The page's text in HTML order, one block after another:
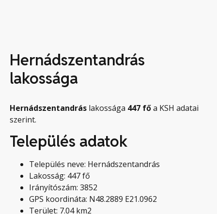
Hernádszentandrás
lakossága
Hernádszentandrás lakossága 447 főa KSH adatai
szerint.
Település adatok
Település neve: Hernádszentandrás
Lakosság: 447 fő
Irányítószám: 3852
GPS koordináta: N48.2889 E21.0962
Terület: 7.04 km2